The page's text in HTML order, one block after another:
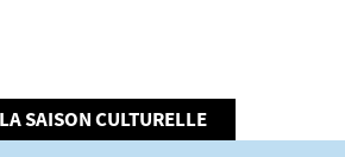
SAISON CULTURELLE